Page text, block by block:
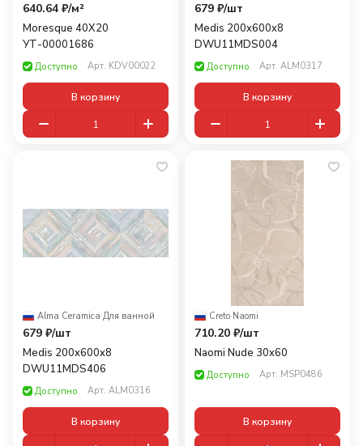
640.64 ₽/м²
Moresque 40X20
УТ-00001686
Доступно Арт. KDV00022
В корзину
679 ₽/шт
Medis 200x600x8
DWU11MDS004
Доступно Арт. ALM0317
В корзину
Alma Ceramica·Для ванной
679 ₽/шт
Medis 200x600x8
DWU11MDS406
Доступно Арт. ALM0316
В корзину
Creto·Naomi
710.20 ₽/шт
Naomi Nude 30x60
Доступно Арт. MSP0486
В корзину